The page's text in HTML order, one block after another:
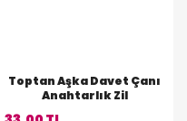
Toptan Aşka Davet Çanı
Anahtarlık Zil